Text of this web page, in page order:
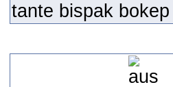
tante bispak